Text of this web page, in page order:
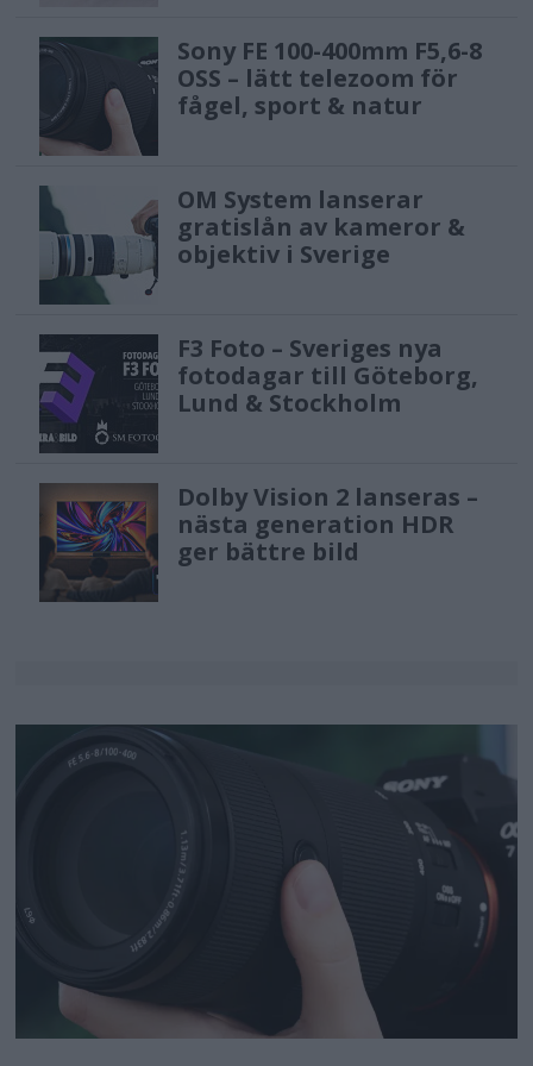
Sony FE 100-400mm F5,6-8
OSS – lätt telezoom för
fågel, sport & natur
OM System lanserar
gratislån av kameror &
objektiv i Sverige
F3 Foto – Sveriges nya
fotodagar till Göteborg,
Lund & Stockholm
Dolby Vision 2 lanseras –
nästa generation HDR
ger bättre bild